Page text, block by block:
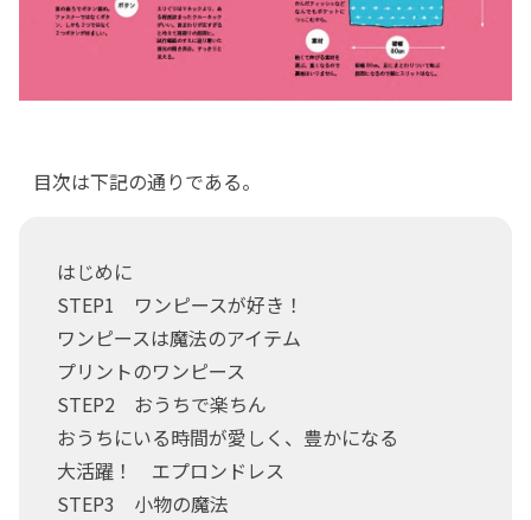
目次は下記の通りである。
はじめに
STEP1 ワンピースが好き！
ワンピースは魔法のアイテム
プリントのワンピース
STEP2 おうちで楽ちん
おうちにいる時間が愛しく、豊かになる
大活躍！ エプロンドレス
STEP3 小物の魔法